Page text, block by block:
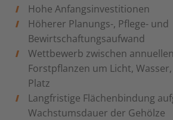
Hohe Anfangsinvestitionen
Höherer Planungs-, Pflege- und
Bewirtschaftungsaufwand
Wettbewerb zwischen
Forstpflanzen um Licht,
Platz
Langfristige Flächenbindung
Wachstumsdauer der Gehölze